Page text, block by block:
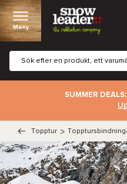
Meny
SUMMER
Topptur >